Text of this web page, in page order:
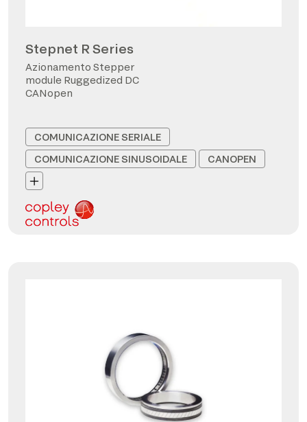
Stepnet R Series
Azionamento Stepper
module Ruggedized DC
CANopen
COMUNICAZIONE SERIALE
COMUNICAZIONE SINUSOIDALE
CANOPEN